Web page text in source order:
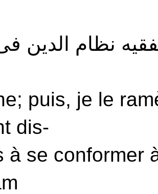
نظام الدين فى
puis, je le
dis-
à se conformer